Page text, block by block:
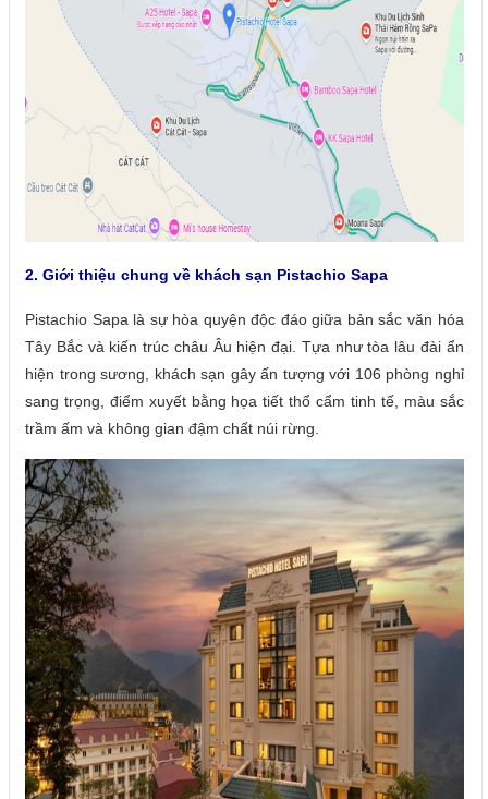
2. Giới thiệu chung về khách sạn Pistachio Sapa
Pistachio Sapa là sự hòa quyện độc đáo giữa bản sắc văn hóa
Tây Bắc và kiến trúc châu Âu hiện đại. Tựa như tòa lâu đài ẩn
hiện trong sương, khách sạn gây ấn tượng với 106 phòng nghỉ
sang trọng, điểm xuyết bằng họa tiết thổ cẩm tinh tế, màu sắc
trầm ấm và không gian đậm chất núi rừng.